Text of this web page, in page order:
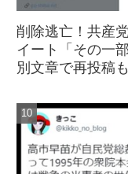
削除逃亡！共産
イート「その一
別文章で再投稿